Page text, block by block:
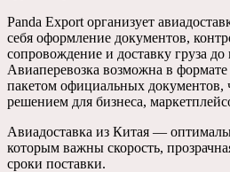
Panda Export организует
себя оформление документов,
сопровождение и доставку груза
Авиаперевозка возможна в
пакетом официальных документов,
решением для бизнеса,
Авиадоставка из Китая —
которым важны скорость,
сроки поставки.